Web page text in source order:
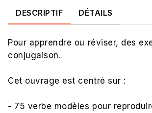
DESCRIPTIF DÉTAILS
Pour apprendre ou réviser, des
conjugaison.
Cet ouvrage est centré sur :
- 75 verbe modèles pour